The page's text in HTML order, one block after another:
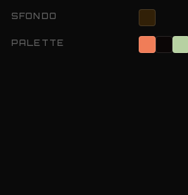
SFONDO
PALETTE